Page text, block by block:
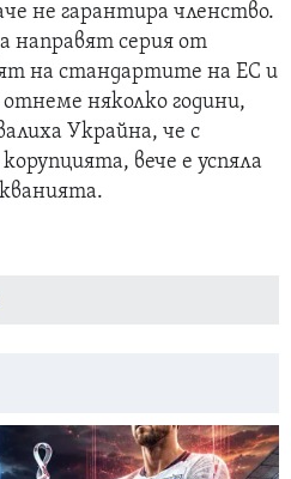
не гарантира членство.
направят серия от
на стандартите на ЕС и
няколко години,
Украйна, че с
вече е успяла